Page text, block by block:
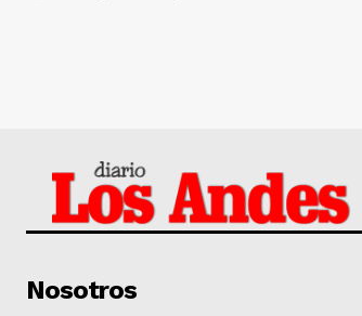
Nosotros